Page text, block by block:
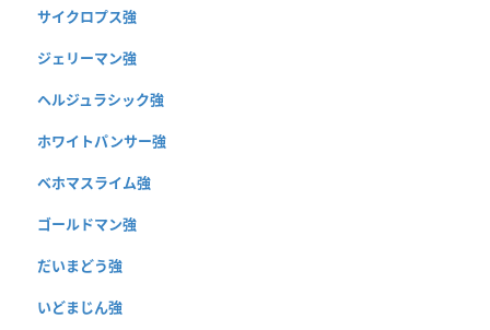
サイクロプス強
ジェリーマン強
ヘルジュラシック強
ホワイトパンサー強
ベホマスライム強
ゴールドマン強
だいまどう強
いどまじん強